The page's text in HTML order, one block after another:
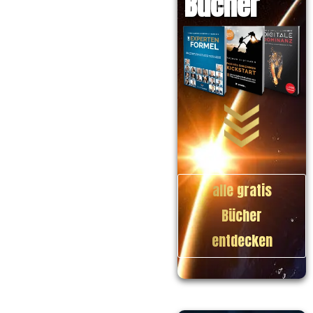
alle gratis
Bücher
entdecken